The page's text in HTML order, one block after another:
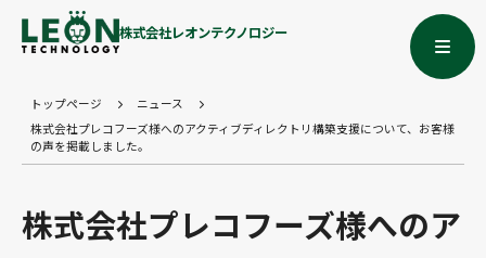
株式会社レオンテクノロジー
トップページ
ニュース
株式会社プレコフーズ様へのアクティブディレクトリ構築支援について、お客様
の声を掲載しました。
株式会社プレコフーズ様へのア